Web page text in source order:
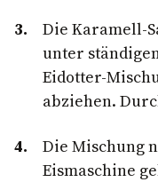
Die Karamell-
unter
Eidotter-
abziehen.
Die Mischung
Eismaschine